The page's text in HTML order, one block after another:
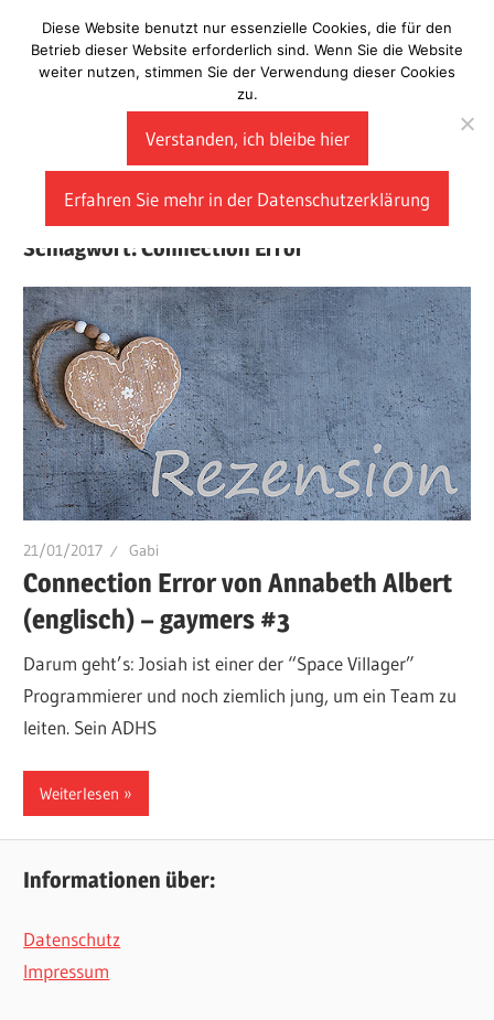
Inhalt
springen
Laberladen
Schlagwort:Connection Error
21/01/2017 Gabi
Connection Error von Annabeth Albert
(englisch) – gaymers #3
Darum geht’s: Josiah ist einer der “Space Villager”
Programmierer und noch ziemlich jung, um ein Team zu
leiten. Sein ADHS
Weiterlesen
Informationen über:
Datenschutz
Impressum
Diese Website benutzt nur essenzielle Cookies, die für den
Betrieb dieser Website erforderlich sind. Wenn Sie die Website
weiter nutzen, stimmen Sie der Verwendung dieser Cookies
zu.
Verstanden, ich bleibe hier
Erfahren Sie mehr in der Datenschutzerklärung